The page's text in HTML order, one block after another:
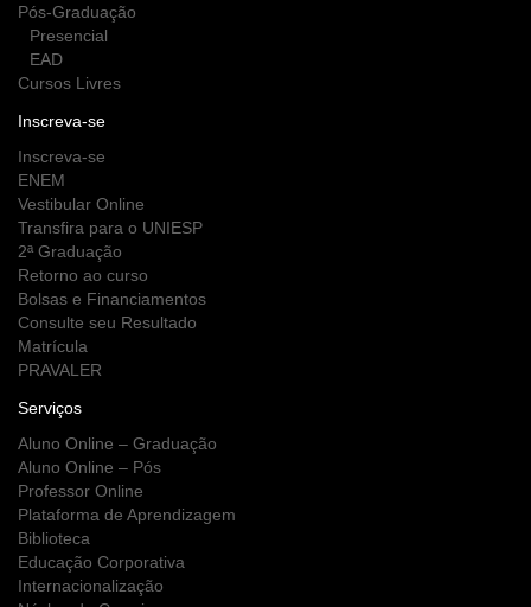
Pós-Graduação
Presencial
EAD
Cursos Livres
Inscreva-se
Inscreva-se
ENEM
Vestibular Online
Transfira para o UNIESP
2ª Graduação
Retorno ao curso
Bolsas e Financiamentos
Consulte seu Resultado
Matrícula
PRAVALER
Serviços
Aluno Online – Graduação
Aluno Online – Pós
Professor Online
Plataforma de Aprendizagem
Biblioteca
Educação Corporativa
Internacionalização